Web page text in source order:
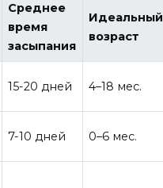
Среднее
время
засыпания
Идеальный
возраст
15-20 дней 4–18 мес.
7-10 дней 0–6 мес.